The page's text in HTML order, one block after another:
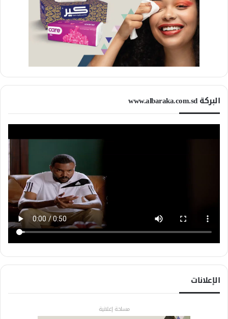
البركة www.albaraka.com.sd
الإعلانات
مساحة إعلانية